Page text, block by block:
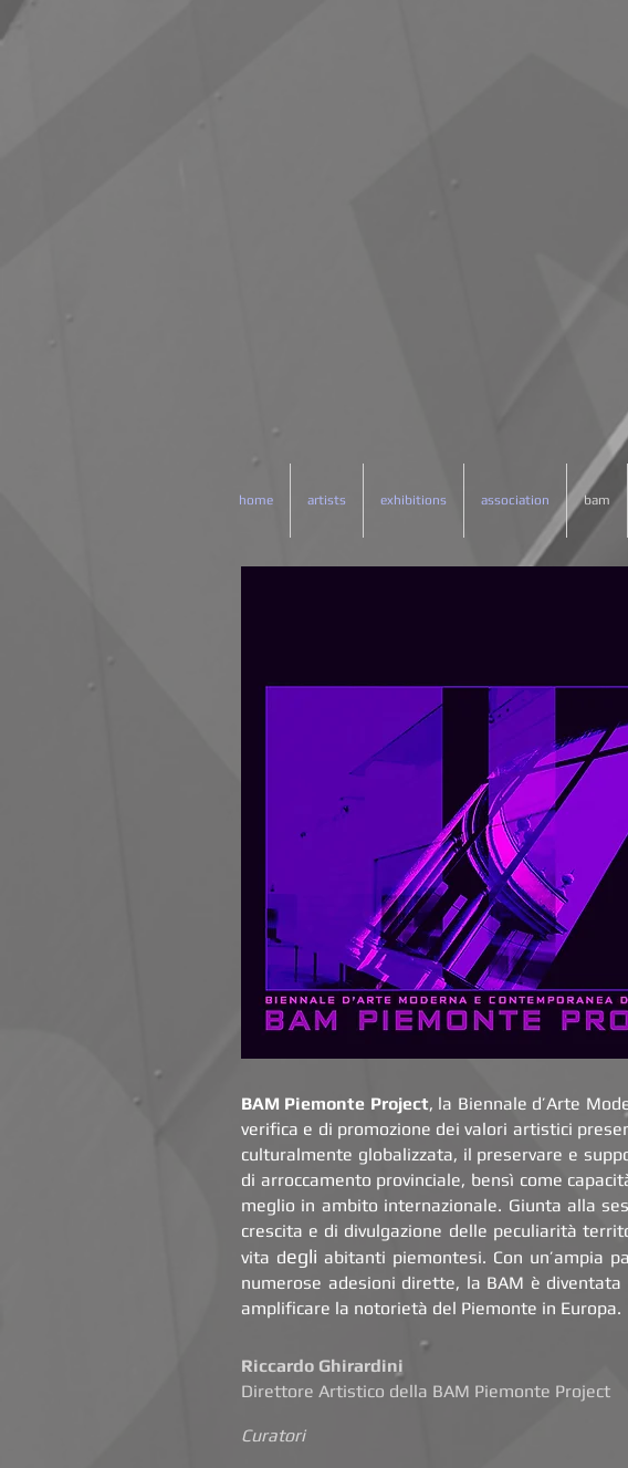
home artists exhibitions association bam
BAM Piemonte Project, la Biennale d’Arte
verifica e di promozione dei valori artistici
culturalmente globalizzata, il preservare e
di arroccamento provinciale, bensì come
meglio in ambito internazionale. Giunta alla
crescita e di divulgazione delle peculiarità
vita degliabitanti piemontesi. Con un’ampia
numerose adesioni dirette, la BAM è
amplificare la notorietà del Piemonte in Europa.
Riccardo Ghirardini
Direttore Artistico della BAM Piemonte Project
Curatori